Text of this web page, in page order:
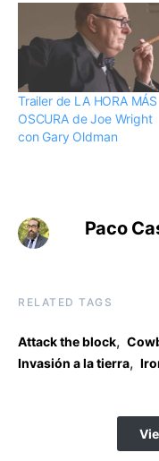
Trailer de LA HORA MÁS
OSCURA de Joe Wright
con Gary Oldman
Paco
RELATED TAGS
Attack the block,
Invasión a la tierra,